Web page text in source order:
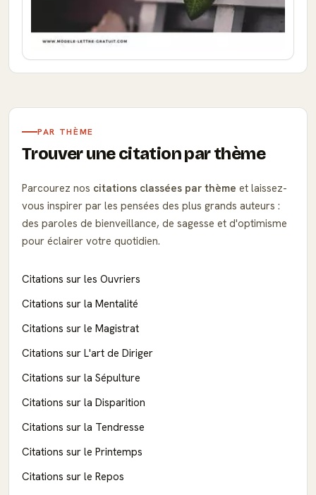
PAR THÈME
Trouver une citation par thème
Parcourez nos citations classées par thème et laissez-
vous inspirer par les pensées des plus grands auteurs :
des paroles de bienveillance, de sagesse et d'optimisme
pour éclairer votre quotidien.
Citations sur les Ouvriers
Citations sur la Mentalité
Citations sur le Magistrat
Citations sur L'art de Diriger
Citations sur la Sépulture
Citations sur la Disparition
Citations sur la Tendresse
Citations sur le Printemps
Citations sur le Repos